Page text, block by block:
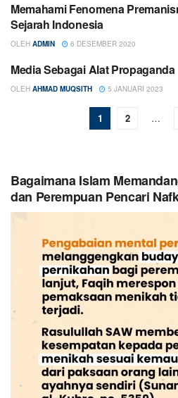
POLITIK
Memahami Fenomena
Sejarah Indonesia
OLEH ADMIN 6 DESEMBER 2020
POLITIK
Media Sebagai Alat Propaganda
OLEH AHMAD MUQSITH 5 JANUARI 2023
1 2 …
Bagaimana Islam
dan Perempuan Pencari